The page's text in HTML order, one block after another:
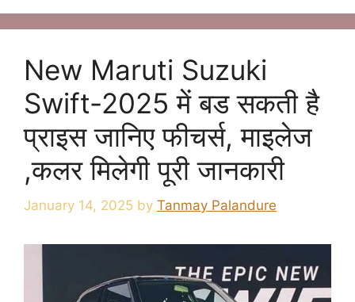
New Maruti Suzuki
Swift-2025 में बड सकती है
प्राइस जानिए फीचर्स, माइलेज
,कलर मिलेगी पूरी जानकारी
January 14, 2025 by Tanmay Palandure